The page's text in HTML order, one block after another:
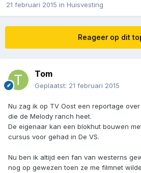
21 februari 2015 in Huisvesting
Reageer op dit
Tom
Geplaatst: 21 februari 2015
Nu zag ik op TV Oost een reportage
die de Melody ranch heet.
De eigenaar kan een blokhut bouwen
cursus voor gehad in De VS.
Nu ben ik altijd een fan van westerns
nog op gewezen toen ze me filmnet